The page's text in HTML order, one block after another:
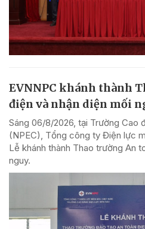
EVNNPC khánh thành
điện và nhận diện mối
Sáng 06/8/2026, tại Trường Cao
(NPEC), Tổng công ty Điện lực
Lễ khánh thành Thao trường An
nguy.